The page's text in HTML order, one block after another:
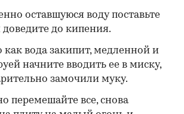
оставшуюся воду поставьте
доведите до кипения.
как вода закипит, медленной и
начните вводить ее в миску,
замочили муку.
перемешайте все, снова